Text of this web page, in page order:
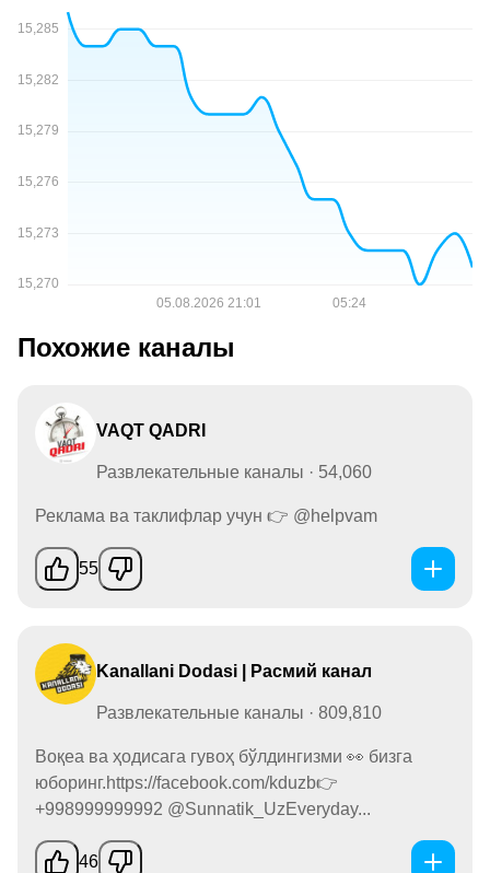
Похожие каналы
VAQT QADRI
Развлекательные каналы · 54,060
Реклама ва таклифлар учун 👉 @helpvam
55
Kanallani Dodasi | Расмий канал
Развлекательные каналы · 809,810
Воқеа ва ҳодисага гувоҳ бўлдингизми 👀 бизга
юборинг.https://facebook.com/kduzb👉
+998999999992 @Sunnatik_UzEveryday...
46